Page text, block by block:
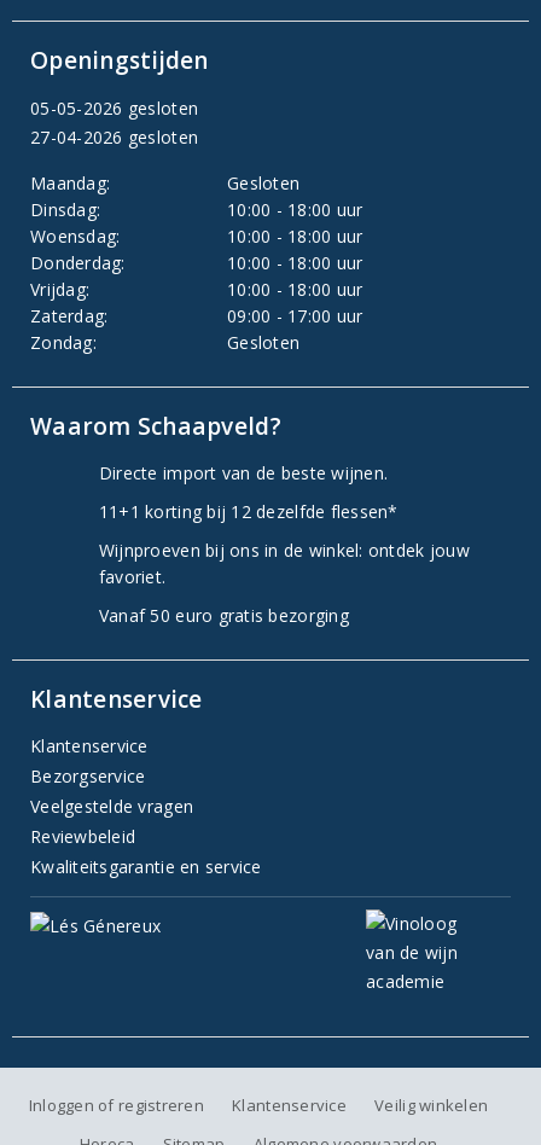
Openingstijden
05-05-2026 gesloten
27-04-2026 gesloten
Maandag:
Gesloten
Dinsdag:
10:00 - 18:00 uur
Woensdag:
10:00 - 18:00 uur
Donderdag:
10:00 - 18:00 uur
Vrijdag:
10:00 - 18:00 uur
Zaterdag:
09:00 - 17:00 uur
Zondag:
Gesloten
Waarom Schaapveld?
Directe import van de beste wijnen.
11+1 korting bij 12 dezelfde flessen*
Wijnproeven bij ons in de winkel: ontdek jouw
favoriet.
Vanaf 50 euro gratis bezorging
Klantenservice
Klantenservice
Bezorgservice
Veelgestelde vragen
Reviewbeleid
Kwaliteitsgarantie en service
Inloggen of registreren Klantenservice
Veilig winkelen